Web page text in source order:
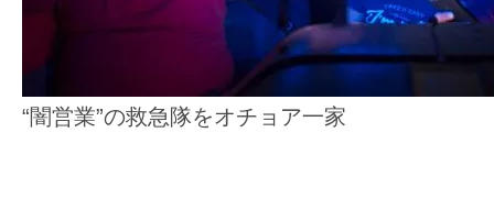
“闇営業”の救急隊をオチョア一家